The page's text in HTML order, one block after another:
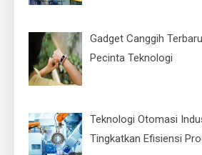
Gadget Canggih
Pecinta Teknologi
Teknologi Otomasi
Tingkatkan Efisiensi